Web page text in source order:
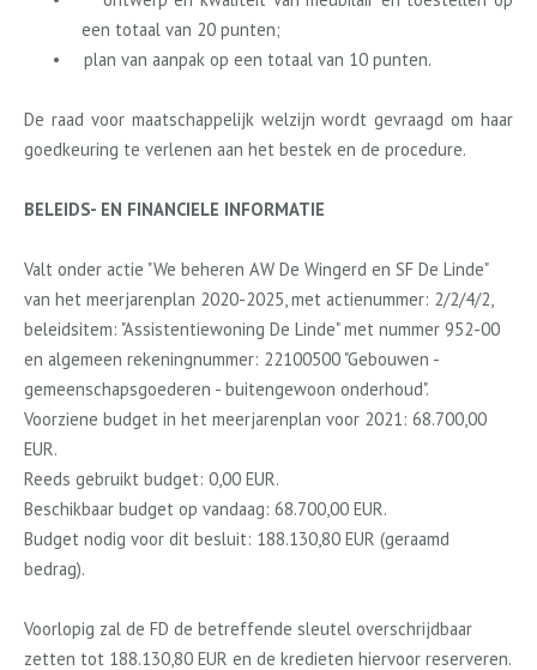
een totaal van 20 punten;
•
plan van aanpak op een totaal van 10 punten.
De raad voor maatschappelijk welzijn wordt gevraagd om haar
goedkeuring te verlenen aan het bestek en de procedure.
BELEIDS- EN FINANCIELE INFORMATIE
Valt onder actie "We beheren AW De Wingerd en SF De Linde"
van het meerjarenplan 2020-2025, met actienummer: 2/2/4/2,
beleidsitem: "Assistentiewoning De Linde" met nummer 952-00
en algemeen rekeningnummer: 22100500 "Gebouwen -
gemeenschapsgoederen - buitengewoon onderhoud".
Voorziene budget in het meerjarenplan voor 2021: 68.700,00
EUR.
Reeds gebruikt budget: 0,00 EUR.
Beschikbaar budget op vandaag: 68.700,00 EUR.
Budget nodig voor dit besluit: 188.130,80 EUR (geraamd
bedrag).
Voorlopig zal de FD de betreffende sleutel overschrijdbaar
zetten tot 188.130,80 EUR en de kredieten hiervoor reserveren.